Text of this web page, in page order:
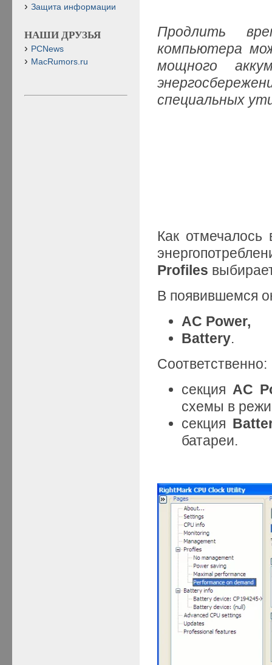
Продлить
компьютера
мощного
специальных
Как
Profiles
В появившемся
AC Power,
Battery.
Соответственно:
секция AC
схемы в
секция
батареи.
Защита информации
НАШИ ДРУЗЬЯ
PCNews
MacRumors.ru